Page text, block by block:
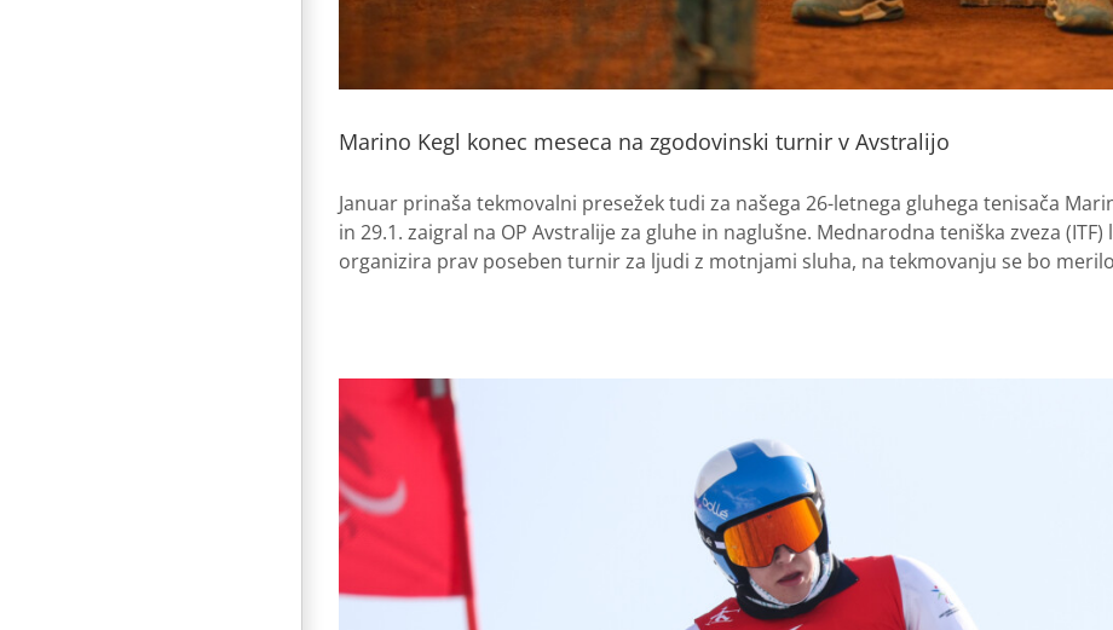
Marino Kegl konec meseca na zgodovinski turnir v Avstralijo
Januar prinaša tekmovalni presežek tudi za našega 26-letnega gluhega tenisača
in 29.1. zaigral na OP Avstralije za gluhe in naglušne. Mednarodna teniška zveza
organizira prav poseben turnir za ljudi z motnjami sluha, na tekmovanju se bo